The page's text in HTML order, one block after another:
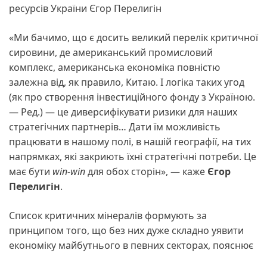
ресурсів України Єгор Перелигін
«Ми бачимо, що є досить великий перелік критичної
сировини, де американський промисловий
комплекс, американська економіка повністю
залежна від, як правило, Китаю. І логіка таких угод
(як про створення інвестиційного фонду з Україною.
— Ред.) — це диверсифікувати ризики для наших
стратегічних партнерів… Дати їм можливість
працювати в нашому полі, в нашій географії, на тих
напрямках, які закриють їхні стратегічні потреби. Це
має бути win-winдля обох сторін», — каже Єгор
Перелигін.
Список критичних мінералів формують за
принципом того, що без них дуже складно уявити
економіку майбутнього в певних секторах, пояснює